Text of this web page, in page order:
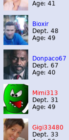
Age: 41
Bioxir
Dept. 48
Age: 49
Donpaco67
Dept. 67
Age: 40
Mimi313
Dept. 31
Age: 49
Gigi33480
Dept. 33